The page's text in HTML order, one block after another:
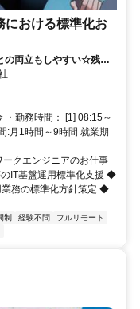
における標準化お
の両立もしやすい☆残業
・勤務時間： [1] 08:15～
:月1時間～9時間 就業期
クエンジニアのお仕事
IT基盤運用標準化支援 ◆
務の標準化方針策定 ◆
制 経験不問
フルリモート